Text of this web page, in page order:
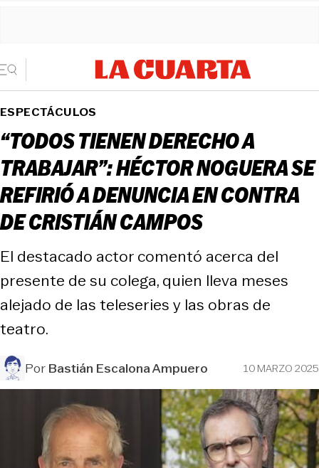
ESPECTÁCULOS
“TODOS TIENEN DERECHO A
TRABAJAR”: HÉCTOR NOGUERA SE
REFIRIÓ A DENUNCIA EN CONTRA
DE CRISTIÁN CAMPOS
El destacado actor comentó acerca del
presente de su colega, quien lleva meses
alejado de las teleseries y las obras de
teatro.
PorBastián Escalona Ampuero 10 MARZO 2025